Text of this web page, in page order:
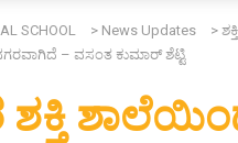
SCHOOL > News Updates >
– ವಸಂತ ಕುಮಾರ್ ಶೆಟ್ಟಿ
ಶಕ್ತಿ